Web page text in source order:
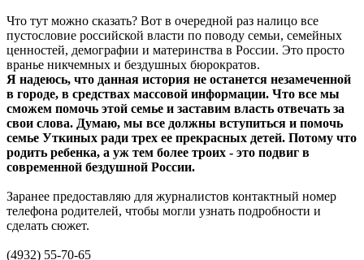
Что тут можно сказать? Вот в очередной раз налицо все
пустословие российской власти по поводу семьи, семейных
ценностей, демографии и материнства в России. Это просто
вранье никчемных и бездушных бюрократов.
Я надеюсь, что данная история не останется незамеченной
в городе, в средствах массовой информации. Что все мы
сможем помочь этой семье и заставим власть отвечать за
свои слова. Думаю, мы все должны вступиться и помочь
семье Уткиных ради трех ее прекрасных детей. Потому что
родить ребенка, а уж тем более троих - это подвиг в
современной бездушной России.
Заранее предоставляю для журналистов контактный номер
телефона родителей, чтобы могли узнать подробности и
сделать сюжет.
(4932) 55-70-65